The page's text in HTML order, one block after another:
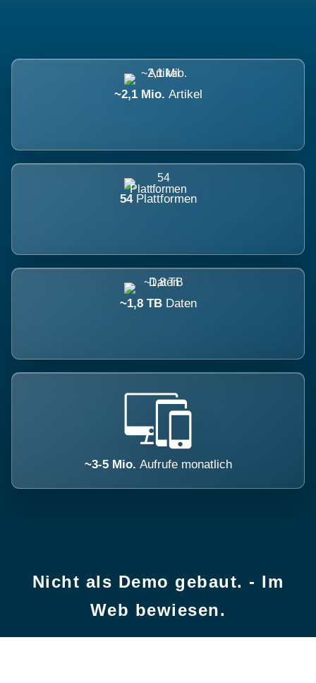
~2,1 Mio. Artikel
54 Plattformen
~1,8 TB Daten
~3-5 Mio. Aufrufe monatlich
Nicht als Demo gebaut. - Im
Web bewiesen.